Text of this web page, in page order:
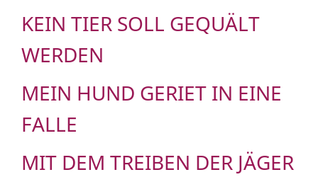
KEIN TIER SOLL GEQUÄLT
WERDEN
MEIN HUND GERIET IN EINE
FALLE
MIT DEM TREIBEN DER JÄGER